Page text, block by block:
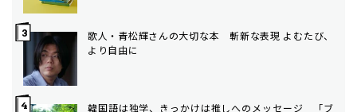
歌人・青松輝さんの大切な本 斬新な表現 よむたび、
より自由に
韓国語は独学、きっかけは推しへのメッセージ 「ブ